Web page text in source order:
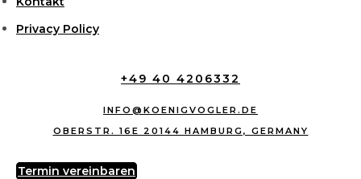
Privacy Policy
+49 40 4206332
INFO@KOENIGVOGLER.DE
OBERSTR. 16E 20144 HAMBURG, GERMANY
Termin vereinbaren